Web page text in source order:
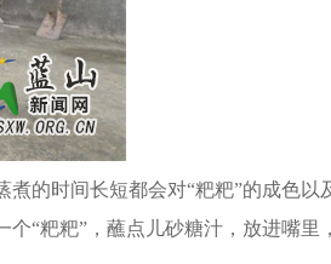
的时间长短都会对“粑粑”的成色以
“粑粑”，蘸点儿砂糖汁，放进嘴里